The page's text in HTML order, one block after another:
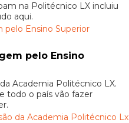
na Politécnico LX incluiu
aqui.
pelo Ensino
Academia Politécnico LX.
todo o país vão fazer